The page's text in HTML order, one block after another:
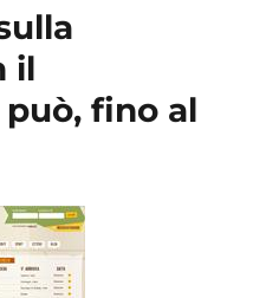
il
fino al